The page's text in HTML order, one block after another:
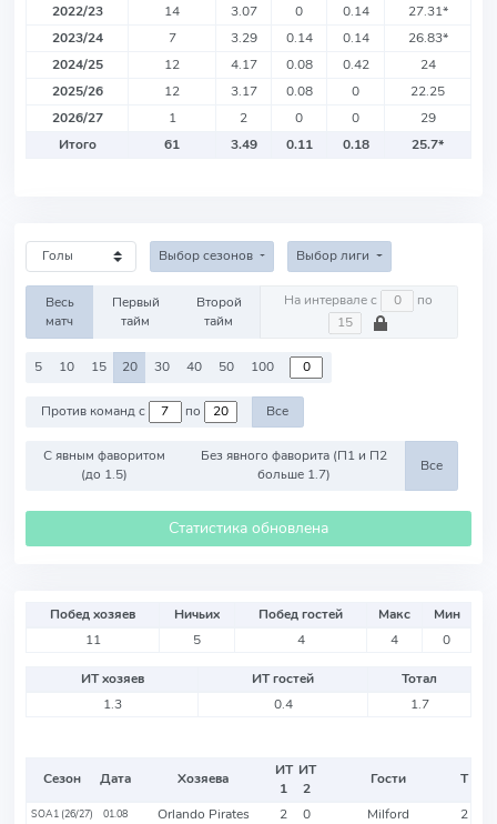
2022/23
14 3.07 0 0.14 27.31*
2023/24
7 3.29 0.14 0.14 26.83*
2024/25
12 4.17 0.08 0.42
24
2025/26
12 3.17 0.08 0
22.25
2026/27
1 2 0 0
29
Итого
61 3.49 0.11 0.18 25.7*
Выбор сезонов Выбор лиги
Весь
матч
Первый
тайм
Второй
тайм
На интервале с по
5 10 15 20 30 40 50 100
Против команд с по Все
С явным фаворитом
(до 1.5)
Без явного фаворита (П1 и П2
больше 1.7)
Все
Статистика обновлена
Побед хозяев Ничьих Побед гостей Макс
Мин
11
5 4 4 0
ИТ хозяев ИТ гостей
Тотал
1.3
0.4 1.7
Сезон Дата Хозяева
ИТ
1
ИТ
2
Гости Т
SOA1 (26/27) 01.08 Orlando Pirates 2 0 Milford 2